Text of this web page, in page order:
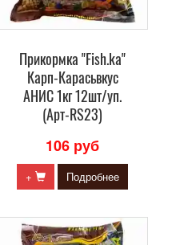
Прикормка "Fish.ka"
Карп-Карасьвкус
АНИС 1кг 12шт/уп.
(Арт-RS23)
106 руб
+ Подробнее